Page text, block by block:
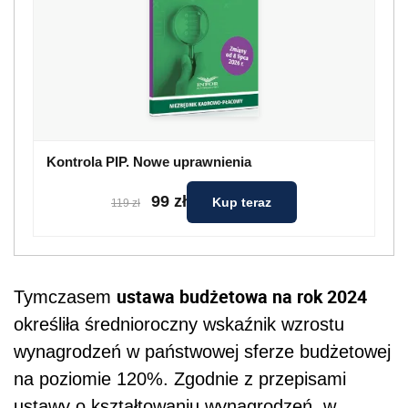
Kontrola PIP. Nowe uprawnienia
119 zł 99 zł Kup teraz
Tymczasem ustawa budżetowa na rok 2024
określiła średnioroczny wskaźnik wzrostu
wynagrodzeń w państwowej sferze budżetowej
na poziomie 120%. Zgodnie z przepisami